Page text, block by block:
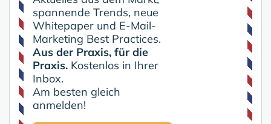
spannende Trends, neue
Whitepaper und E-Mail-
Marketing Best Practices.
Aus der Praxis, für die
Praxis. Kostenlos in Ihrer
Inbox.
Am besten gleich
anmelden!